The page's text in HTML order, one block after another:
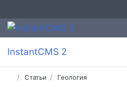
InstantCMS 2
Статьи Геология